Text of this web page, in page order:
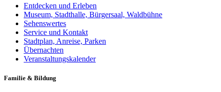
Entdecken und Erleben
Museum, Stadthalle, Bürgersaal, Waldbühne
Sehenswertes
Service und Kontakt
Stadtplan, Anreise, Parken
Übernachten
Veranstaltungskalender
Familie & Bildung